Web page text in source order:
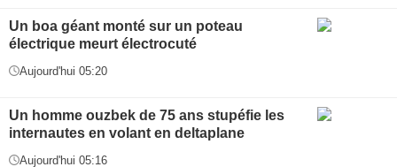
Un boa géant monté sur un poteau
électrique meurt électrocuté
Aujourd'hui 05:20
Un homme ouzbek de 75 ans stupéfie les
internautes en volant en deltaplane
Aujourd'hui 05:16